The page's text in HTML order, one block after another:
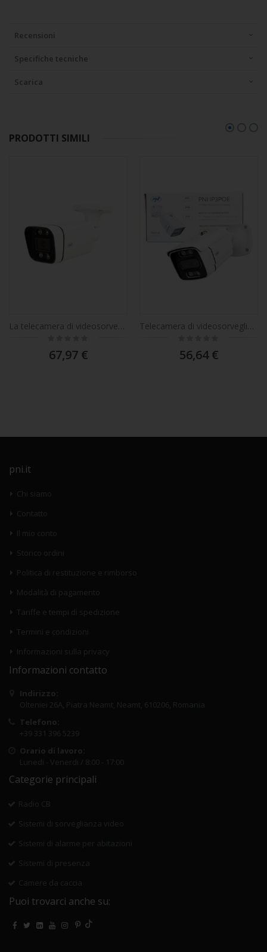
Recensioni
Specifiche tecniche
Scarica
PRODOTTI SIMILI
67,97 € 56,64 €
pni.it
Chi siamo
Contatto
Il mio conto
Storico ordini
Politica di restituzione e rimborso
Modalità di pagamento
Tariffe e tempi di spedizione
Termini e condizioni
Informazioni sulla privacy
Informazioni contatto
Indirizzo:
Olteniei 26A, Piatra Neamt, Neamt, 610206, Romania
Telefono:
+39 331 396 5239
Orario di lavoro:
Lunedi - Venerdi / 8:00 - 17:00
Categorie principali
Radio CB
Sistemi di sorveglianza video
Sistemi di alarme per abitazioni
Sistemi di presenza
Camere da caccia
Puoi trovarci anche su: